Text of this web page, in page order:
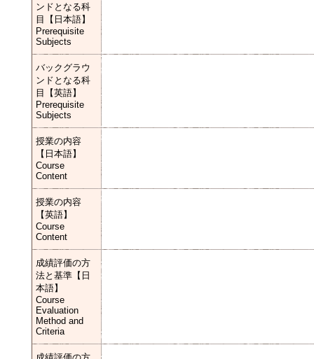
ンドとなる科
目【日本語】
Prerequisite
Subjects
バックグラウ
ンドとなる科
目【英語】
Prerequisite
Subjects
授業の内容
【日本語】
Course
Content
授業の内容
【英語】
Course
Content
成績評価の方
法と基準【日
本語】
Course
Evaluation
Method and
Criteria